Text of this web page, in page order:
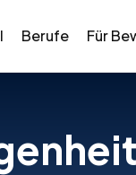
Berufe Für